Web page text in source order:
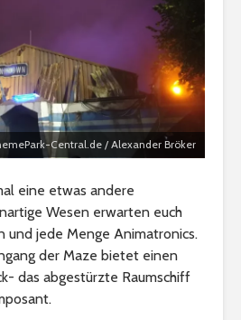
Central.de / Alexander Bröker
eine etwas andere
Wesen erwarten euch
und jede Menge Animatronics.
der Maze bietet einen
das abgestürzte Raumschiff